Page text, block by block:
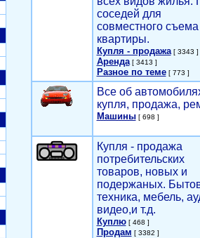
соседей для
совместного съема
квартиры.
Купля - продажа[ 3343 ]
Аренда[ 3413 ]
Разное по теме[ 773 ]
Все об
купля, продажа,
Машины[ 698 ]
Купля - продажа
потребительских
товаров, новых и
подержаных.
техника, мебель,
видео,и т.д.
Куплю[ 468 ]
Продам [ 3382 ]